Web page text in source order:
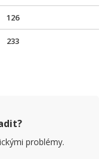
126
233
problémy.